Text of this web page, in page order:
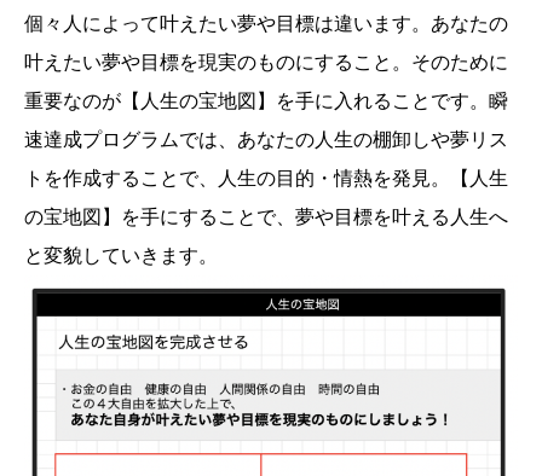
個々人によって叶えたい夢や目標は違います。あなたの
叶えたい夢や目標を現実のものにすること。そのために
重要なのが【人生の宝地図】を手に入れることです。瞬
速達成プログラムでは、あなたの人生の棚卸しや夢リス
トを作成することで、人生の目的・情熱を発見。【人生
の宝地図】を手にすることで、夢や目標を叶える人生へ
と変貌していきます。